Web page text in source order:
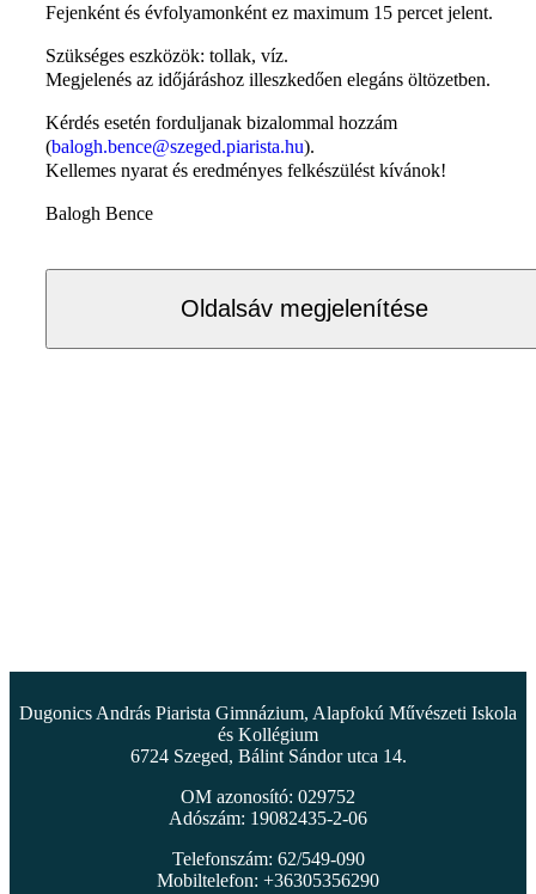
Fejenként és évfolyamonként ez maximum 15 percet jelent.
Szükséges eszközök: tollak, víz.
Megjelenés az időjáráshoz illeszkedően elegáns öltözetben.
Kérdés esetén forduljanak bizalommal hozzám
(balogh.bence@szeged.piarista.hu).
Kellemes nyarat és eredményes felkészülést kívánok!
Balogh Bence
Oldalsáv megjelenítése
Dugonics András Piarista Gimnázium, Alapfokú Művészeti Iskola
és Kollégium
6724 Szeged, Bálint Sándor utca 14.
OM azonosító: 029752
Adószám: 19082435-2-06
Telefonszám: 62/549-090
Mobiltelefon: +36305356290